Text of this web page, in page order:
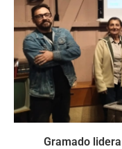
Gramado